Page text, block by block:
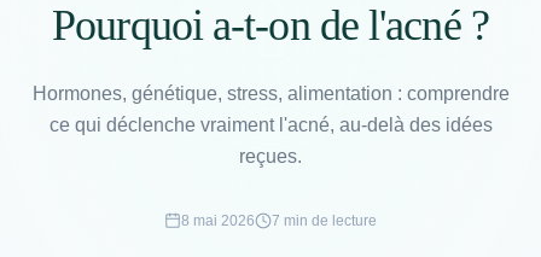
Pourquoi a-t-on de l'acné ?
Hormones, génétique, stress, alimentation : comprendre
ce qui déclenche vraiment l'acné, au-delà des idées
reçues.
8 mai 2026 7 min de lecture